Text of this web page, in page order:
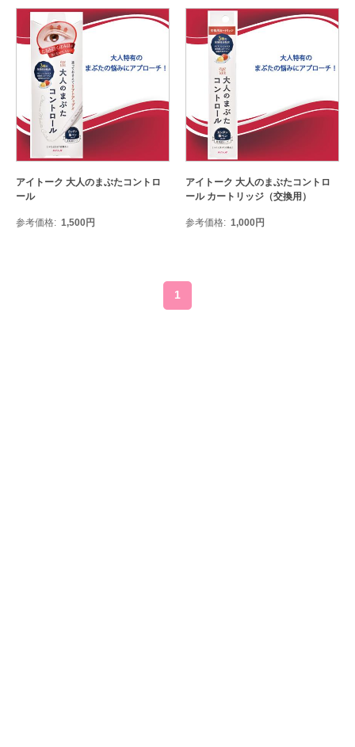
アイトーク 大人のまぶたコントロ
ール
参考価格 1,500円
アイトーク 大人のまぶたコントロ
ール カートリッジ（交換用）
参考価格 1,000円
1